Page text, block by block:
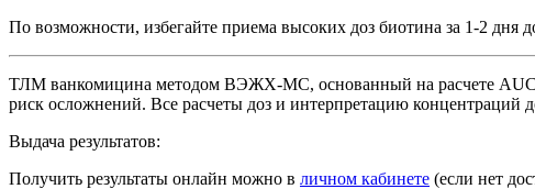
По возможности, избегайте приема высоких доз биотина за 1-2 дня
ТЛМ ванкомицина методом ВЭЖХ-МС, основанный на расчете AUC,
риск осложнений. Все расчеты доз и интерпретацию
Выдача результатов:
Получить результаты онлайн можно в личном кабинете (если нет